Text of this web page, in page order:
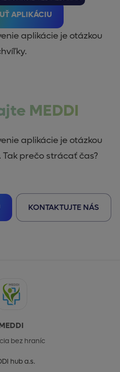
APLIKÁCIU
aplikácie je otázkou
MEDDI
aplikácie je otázkou
Tak prečo strácať čas?
KONTAKTUJTE NÁS
bez hraníc
hub a.s.